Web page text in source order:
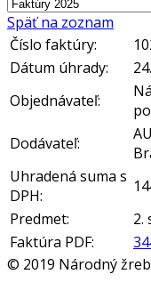
Späť na zoznam
Číslo faktúry:
Dátum úhrady:
Objednávateľ:
Dodávateľ:
Uhradená suma s
DPH:
Predmet:
2.
Faktúra PDF:
© 2019 Národný